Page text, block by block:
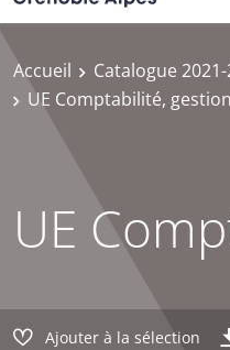
Accueil Catalogue
UE Comptabilité,
UE
Ajouter à la sélection